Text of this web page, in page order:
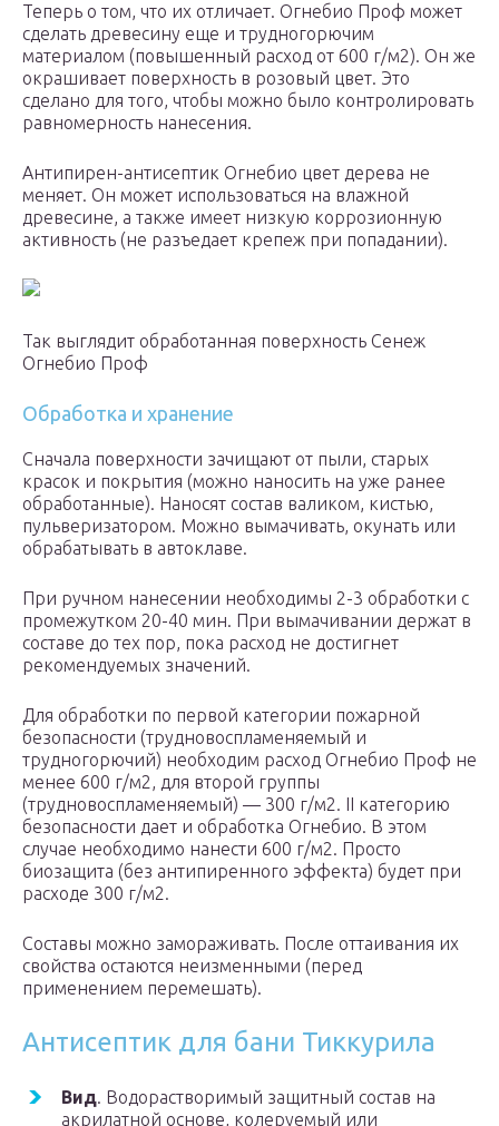
Теперь о том, что их отличает. Огнебио Проф может
сделать древесину еще и трудногорючим
материалом (повышенный расход от 600 г/м2). Он же
окрашивает поверхность в розовый цвет. Это
сделано для того, чтобы можно было контролировать
равномерность нанесения.
Антипирен-антисептик Огнебио цвет дерева не
меняет. Он может использоваться на влажной
древесине, а также имеет низкую коррозионную
активность (не разъедает крепеж при попадании).
Так выглядит обработанная поверхность Сенеж
Огнебио Проф
Обработка и хранение
Сначала поверхности зачищают от пыли, старых
красок и покрытия (можно наносить на уже ранее
обработанные). Наносят состав валиком, кистью,
пульверизатором. Можно вымачивать, окунать или
обрабатывать в автоклаве.
При ручном нанесении необходимы 2-3 обработки с
промежутком 20-40 мин. При вымачивании держат в
составе до тех пор, пока расход не достигнет
рекомендуемых значений.
Для обработки по первой категории пожарной
безопасности (трудновоспламеняемый и
трудногорючий) необходим расход Огнебио Проф не
менее 600 г/м2, для второй группы
(трудновоспламеняемый) — 300 г/м2. II категорию
безопасности дает и обработка Огнебио. В этом
случае необходимо нанести 600 г/м2. Просто
биозащита (без антипиренного эффекта) будет при
расходе 300 г/м2.
Составы можно замораживать. После оттаивания их
свойства остаются неизменными (перед
применением перемешать).
Антисептик для бани Тиккурила
Вид. Водорастворимый защитный состав на
акрилатной основе, колеруемый или